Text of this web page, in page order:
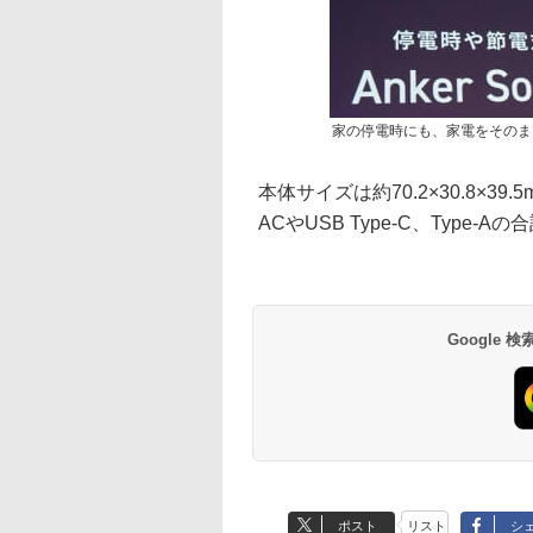
家の停電時にも、家電をその
本体サイズは約
ACやUSB Type-C、Type-Aの
Google 検
ポスト リスト シ